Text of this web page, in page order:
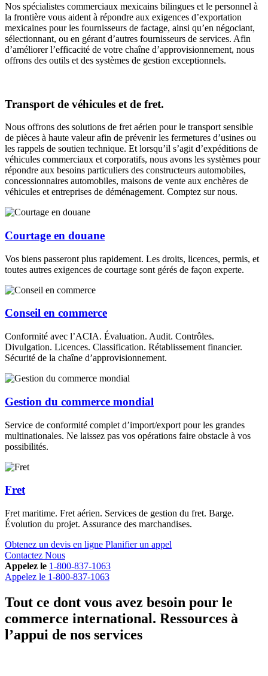
Nos spécialistes commerciaux mexicains bilingues et le personnel à
la frontière vous aident à répondre aux exigences d’exportation
mexicaines pour les fournisseurs de factage, ainsi qu’en négociant,
sélectionnant, ou en gérant d’autres fournisseurs de services. Afin
d’améliorer l’efficacité de votre chaîne d’approvisionnement, nous
offrons des outils et des systèmes de gestion exceptionnels.
Transport de véhicules et de fret.
Nous offrons des solutions de fret aérien pour le transport sensible
de pièces à haute valeur afin de prévenir les fermetures d’usines ou
les rappels de soutien technique. Et lorsqu’il s’agit d’expéditions de
véhicules commerciaux et corporatifs, nous avons les systèmes pour
répondre aux besoins particuliers des constructeurs automobiles,
concessionnaires automobiles, maisons de vente aux enchères de
véhicules et entreprises de déménagement. Comptez sur nous.
Courtage en douane
Vos biens passeront plus rapidement. Les droits, licences, permis, et
toutes autres exigences de courtage sont gérés de façon experte.
Conseil en commerce
Conformité avec l’ACIA. Évaluation. Audit. Contrôles.
Divulgation. Licences. Classification. Rétablissement financier.
Sécurité de la chaîne d’approvisionnement.
Gestion du commerce mondial
Service de conformité complet d’import/export pour les grandes
multinationales. Ne laissez pas vos opérations faire obstacle à vos
possibilités.
Fret
Fret maritime. Fret aérien. Services de gestion du fret. Barge.
Évolution du projet. Assurance des marchandises.
Obtenez un devis en ligne Planifier un appel
Contactez Nous
Appelez le 1-800-837-1063
Appelez le 1-800-837-1063
Tout ce dont vous avez besoin pour le
commerce international. Ressources à
l’appui de nos services